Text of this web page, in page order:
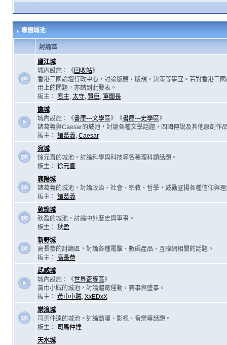
專題城池
討論區
廬江城
城內設施：《回收站》
香港三國論壇行政中心，討論版務，版規，決策等事宜。若對香港三
用上的問題，亦請到此發表。
板主： 君主, 太守, 賢臣, 軍團長
譙城
城內設施：《書庫---文學區》《書庫---史學區》
諸葛羲與Caesar的城池，討論各種文學話題，四國傳說及其他原創作
板主： 諸葛羲, Caesar
宛城
徐元直的城池，討論科學與科技等各種理科類話題。
板主： 徐元直
襄陽城
諸葛羲的城池，討論政治、社會、宗教、哲學，鼓勵宣揚各種信仰與理
板主： 諸葛羲
敦煌城
秋盈的城池，討論中外歷史與軍事。
板主： 秋盈
新野城
高長恭的討論區，討論各種電腦、數碼產品、互聯網相關的話題。
板主：
高長恭
武威城
城內設施：《世界盃專區》
黃巾小賊的城池，討論體育運動，賽事與盛事。
板主： 黃巾小賊, XxEDxX
樂浪城
司馬仲達的城池，討論動漫、影視、音樂等話題。
板主：
司馬仲達
天水城